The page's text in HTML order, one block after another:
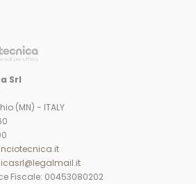
Srl
(MN) - ITALY
Fiscale: 00453080202